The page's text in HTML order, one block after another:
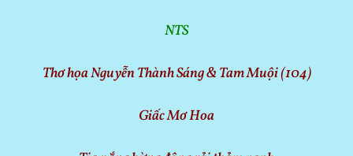
NTS
Thơ họa Nguyễn Thành Sáng & Tam Muội (104)
Giấc Mơ Hoa